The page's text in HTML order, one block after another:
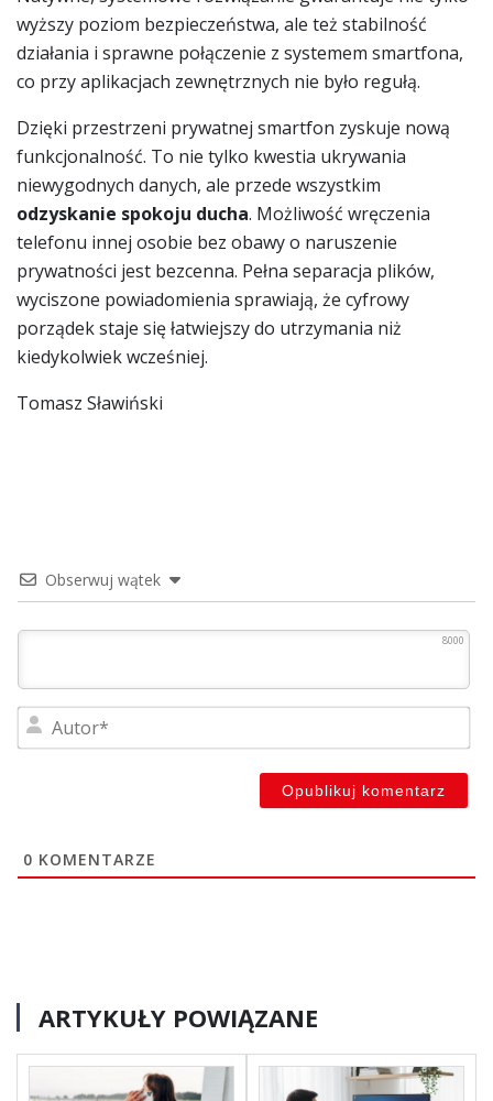
wyższy poziom bezpieczeństwa, ale też stabilność
działania i sprawne połączenie z systemem smartfona,
co przy aplikacjach zewnętrznych nie było regułą.
Dzięki przestrzeni prywatnej smartfon zyskuje nową
funkcjonalność. To nie tylko kwestia ukrywania
niewygodnych danych, ale przede wszystkim
odzyskanie spokoju ducha. Możliwość wręczenia
telefonu innej osobie bez obawy o naruszenie
prywatności jest bezcenna. Pełna separacja plików,
wyciszone powiadomienia sprawiają, że cyfrowy
porządek staje się łatwiejszy do utrzymania niż
kiedykolwiek wcześniej.
Tomasz Sławiński
Obserwuj wątek
8000
0 KOMENTARZE
ARTYKUŁY POWIĄZANE